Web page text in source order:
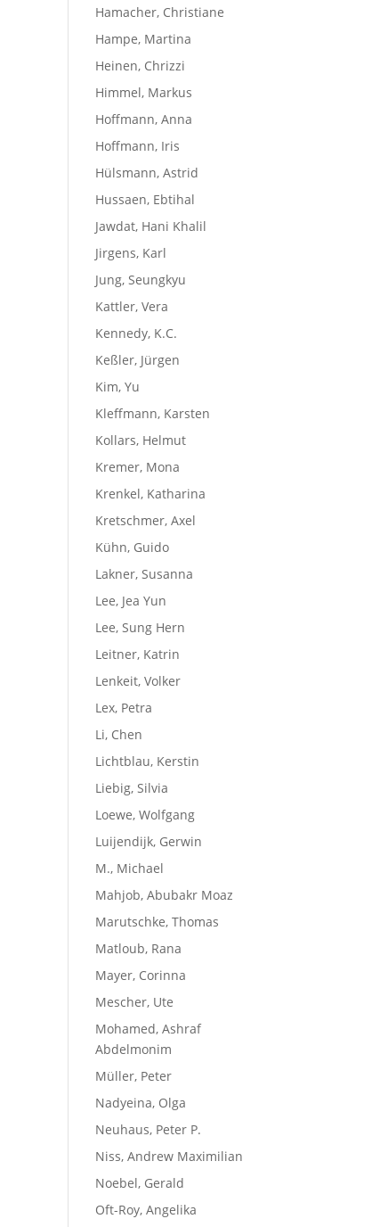
Hamacher, Christiane
Hampe, Martina
Heinen, Chrizzi
Himmel, Markus
Hoffmann, Anna
Hoffmann, Iris
Hülsmann, Astrid
Hussaen, Ebtihal
Jawdat, Hani Khalil
Jirgens, Karl
Jung, Seungkyu
Kattler, Vera
Kennedy, K.C.
Keßler, Jürgen
Kim, Yu
Kleffmann, Karsten
Kollars, Helmut
Kremer, Mona
Krenkel, Katharina
Kretschmer, Axel
Kühn, Guido
Lakner, Susanna
Lee, Jea Yun
Lee, Sung Hern
Leitner, Katrin
Lenkeit, Volker
Lex, Petra
Li, Chen
Lichtblau, Kerstin
Liebig, Silvia
Loewe, Wolfgang
Luijendijk, Gerwin
M., Michael
Mahjob, Abubakr Moaz
Marutschke, Thomas
Matloub, Rana
Mayer, Corinna
Mescher, Ute
Mohamed, Ashraf
Abdelmonim
Müller, Peter
Nadyeina, Olga
Neuhaus, Peter P.
Niss, Andrew Maximilian
Noebel, Gerald
Oft-Roy, Angelika